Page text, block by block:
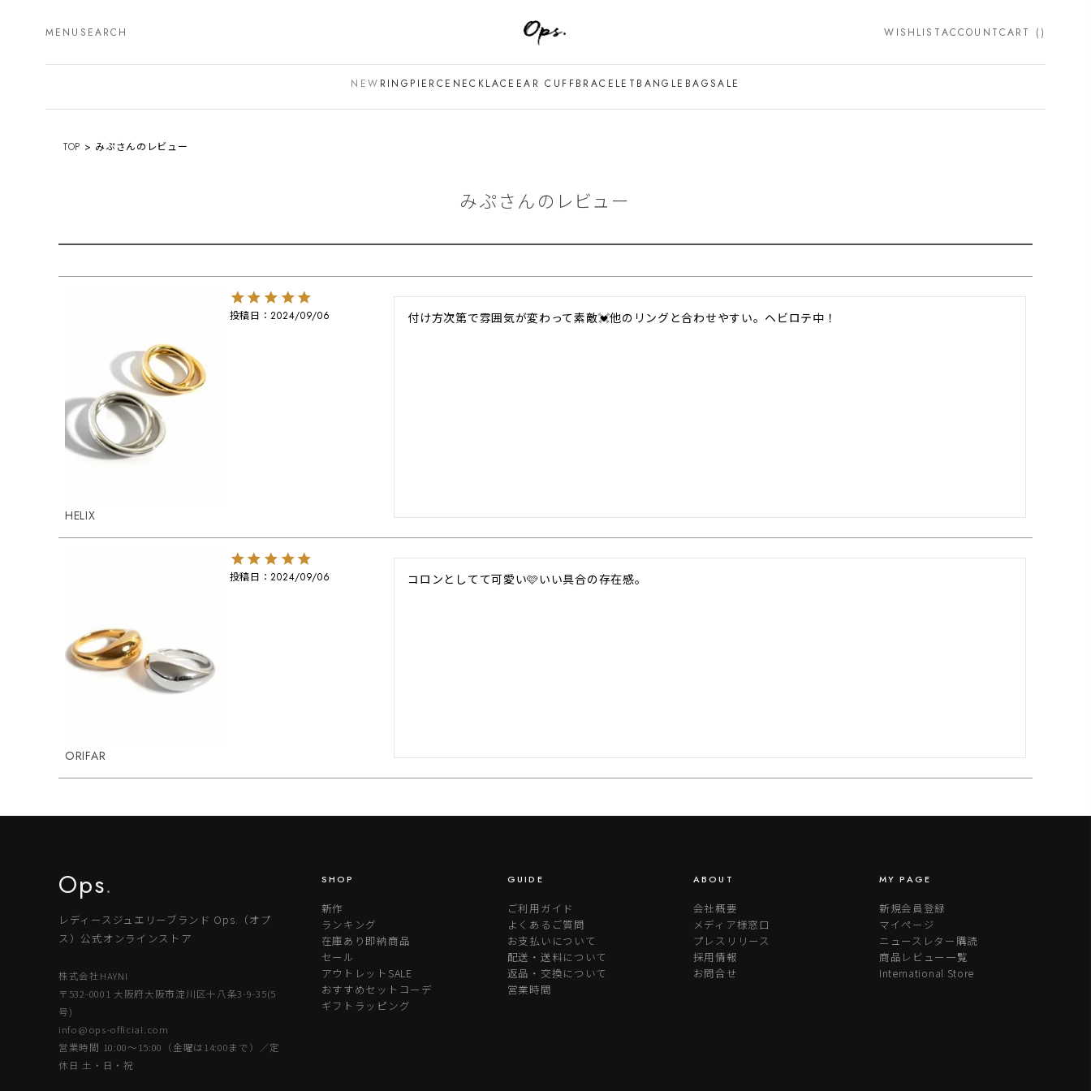
MENU SEARCH WISHLISTACCOUNTCART ( )
NEW RING PIERCE NECKLACE EAR CUFFBRACELET BANGLE BAGSALE
TOP みぷさんのレビュー
みぷさんのレビュー
HELIX
投稿日 2024/09/06 付け方次第で雰囲気が変わって素敵💓他のリングと合わせやすい。ヘビロテ中！
ORIFAR
投稿日 2024/09/06 コロンとしてて可愛い🩷いい具合の存在感。
Ops.
レディースジュエリーブランド Ops.（オプ
ス）公式オンラインストア
株式会社HAYNI
〒532-0001 大阪府大阪市淀川区十八条3-9-35(5
号)
info@ops-official.com
営業時間 10:00〜15:00（金曜は14:00まで）／定
休日 土・日・祝
SHOP
新作
ランキング
在庫あり即納商品
セール
アウトレットSALE
おすすめセットコーデ
ギフトラッピング
GUIDE
ご利用ガイド
よくあるご質問
お支払いについて
配送・送料について
返品・交換について
営業時間
ABOUT
会社概要
メディア様窓口
プレスリリース
採用情報
お問合せ
MY PAGE
新規会員登録
マイページ
ニュースレター購読
商品レビュー一覧
International Store